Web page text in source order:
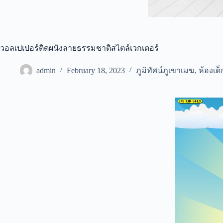
วอลเปเปอร์ติดผนังลายธรรมชาติสไตล์เวกเตอร์
admin February 18, 2023 ภูมิทัศน์ภูเขาเมฆ, ห้องเด็